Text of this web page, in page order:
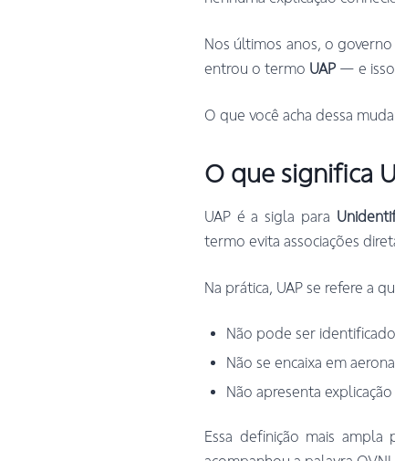
Nos últimos anos, o
entrou o termo UAP — e isso
O que você acha dessa
O que significa
UAP é a sigla para
termo evita associações
Na prática, UAP se refere a
Não pode ser
Não se encaixa em
Não apresenta
Essa definição mais